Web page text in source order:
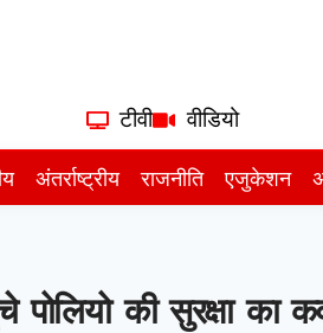
टीवी वीडियो
अंतर्राष्ट्रीय राजनीति एजुकेशन
की सुरक्षा का